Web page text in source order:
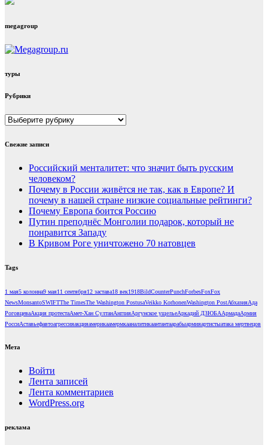
megagroup
туры
Рубрики
Рубрики
Свежие записи
Российский менталитет: что значит быть русским
человеком?
Почему в России живётся не так, как в Европе? И
почему в нашей стране низкие социальные рейтинги?
Почему Европа боится Россию
Путин преподнёс Монголии подарок, который не
понравится Западу
В Кривом Роге уничтожено 70 натовцев
Tags
1 мая5 колонна9 мая11 сентября12 застава18 век1918BildCounterPunchForbesFoxFox
NewsMonsantoSWIFTThe TimesThe Washington PostusaVeikko KorhonenWashington PostАбхазияАда
РоговцеваАкция протестаАмет-Хан СултанАнглияАргунское ущельеАркадий ДЗЮБААрмадаАрмия
РоссиАставьефавтоагрессияакцияамерикаамермкааналитикаантантаарабыармияартистыатака мертвецов
Мета
Войти
Лента записей
Лента комментариев
WordPress.org
реклама